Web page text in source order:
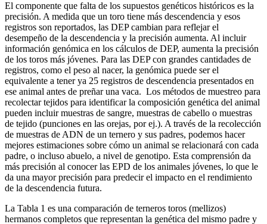
El componente que falta de los supuestos genéticos históricos es la
precisión. A medida que un toro tiene más descendencia y esos
registros son reportados, las DEP cambian para reflejar el
desempeño de la descendencia y la precisión aumenta. Al incluir
información genómica en los cálculos de DEP, aumenta la precisión
de los toros más jóvenes. Para las DEP con grandes cantidades de
registros, como el peso al nacer, la genómica puede ser el
equivalente a tener ya 25 registros de descendencia presentados en
ese animal antes de preñar una vaca. Los métodos de muestreo para
recolectar tejidos para identificar la composición genética del animal
pueden incluir muestras de sangre, muestras de cabello o muestras
de tejido (punciones en las orejas, por ej.). A través de la recolección
de muestras de ADN de un ternero y sus padres, podemos hacer
mejores estimaciones sobre cómo un animal se relacionará con cada
padre, o incluso abuelo, a nivel de genotipo. Esta comprensión da
más precisión al conocer las EPD de los animales jóvenes, lo que le
da una mayor precisión para predecir el impacto en el rendimiento
de la descendencia futura.
La Tabla 1 es una comparación de terneros toros (mellizos)
hermanos completos que representan la genética del mismo padre y